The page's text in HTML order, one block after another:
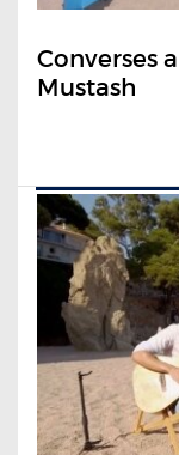
Converses
Mustash